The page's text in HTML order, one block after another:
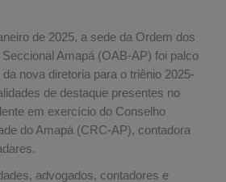
de 2025, a sede da Ordem dos
Amapá (OAB-AP) foi palco
nova diretoria para o triênio 2025-
de destaque presentes no
em exercício do Conselho
do Amapá (CRC-AP), contadora
advogados, contadores e